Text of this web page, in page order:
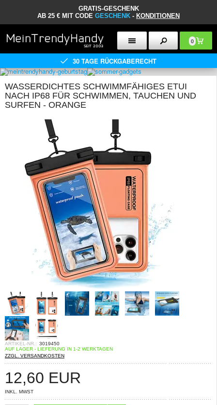
GRATIS-GESCHENK
AB 25 € MIT CODE GESCHENK - KONDITIONEN
0
30 TAGE RÜCKGABERECHT
WASSERDICHTES SCHWIMMFÄHIGES ETUI
NACH IP68 FÜR SCHWIMMEN, TAUCHEN UND
SURFEN - ORANGE
ARTIKEL-NR.: 3019450
AUF LAGER - LIEFERUNG IN 1-2 WERKTAGEN
ZZGL. VERSANDKOSTEN
12,60 EUR
INKL. MWST